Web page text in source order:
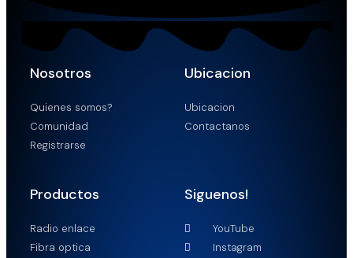
Nosotros
Quienes somos?
Comunidad
Registrarse
Ubicacion
Ubicacion
Contactanos
Productos
Radio enlace
Fibra optica
Siguenos!
YouTube
Instagram